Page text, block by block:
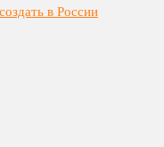
в России